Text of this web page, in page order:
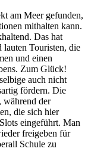
am Meer gefunden,
mithalten kann.
Das hat
lauten Touristen, die
und einen
Zum Glück!
auch nicht
fördern. Die
während der
die sich hier
eingeführt. Man
freigeben für
Schule zu